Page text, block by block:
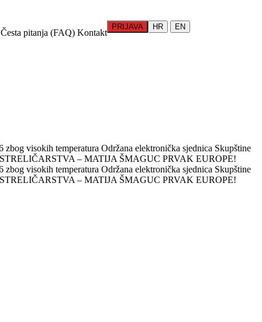
Česta pitanja (FAQ) Kontakt
PRIJAVA HR EN
zbog visokih temperatura Održana elektronička sjednica Skupštine
– MATIJA ŠMAGUC PRVAK EUROPE!
zbog visokih temperatura Održana elektronička sjednica Skupštine
– MATIJA ŠMAGUC PRVAK EUROPE!